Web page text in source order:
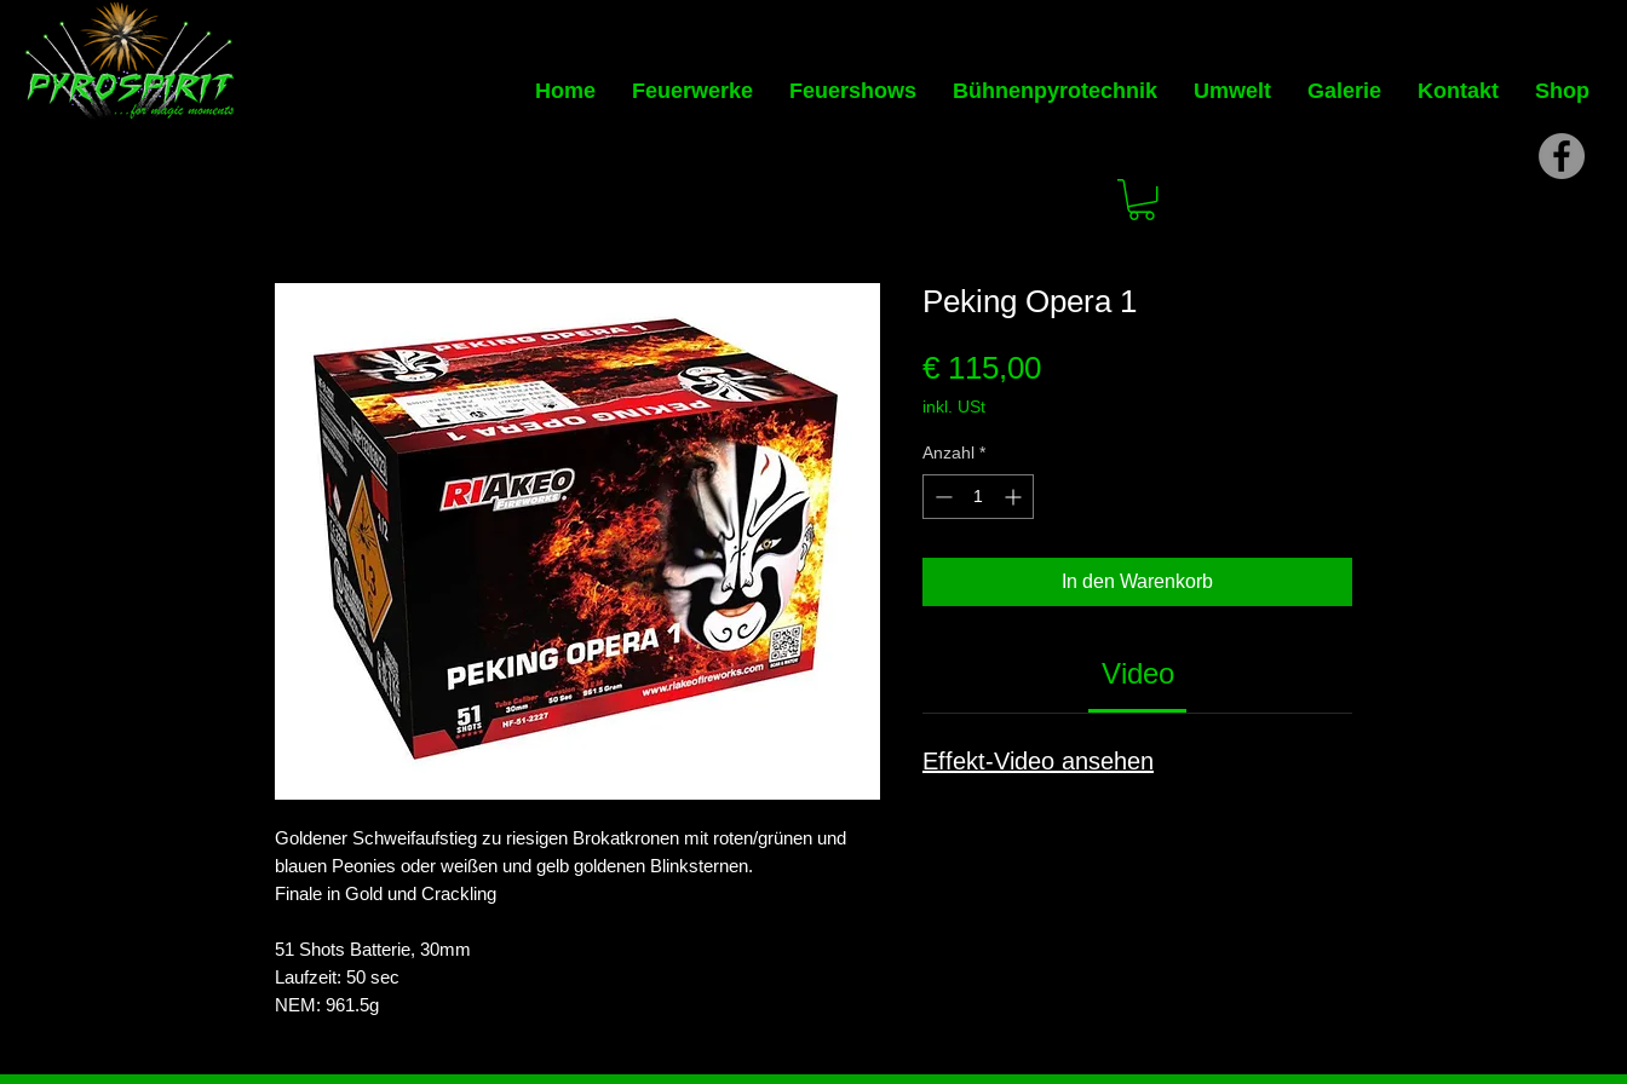
Home Feuerwerke Feuershows Bühnenpyrotechnik Umwelt Galerie Kontakt Shop
Goldener Schweifaufstieg zu riesigen Brokatkronen mit roten/grünen und
blauen Peonies oder weißen und gelb goldenen Blinksternen.
Finale in Gold und Crackling
51 Shots Batterie, 30mm
Laufzeit: 50 sec
NEM: 961.5g
Peking Opera 1
€ 115,00Preis
inkl. USt
Anzahl *
In den Warenkorb
Video
Effekt-Video ansehen